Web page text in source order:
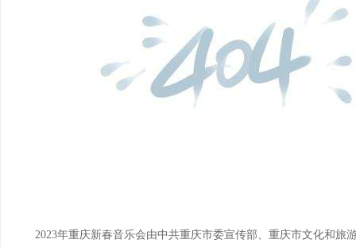
2023年重庆新春音乐会由中共重庆市委宣传部、重庆市文化和旅